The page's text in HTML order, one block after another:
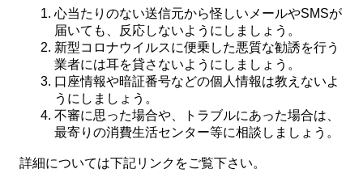
心当たりのない送信元から怪しいメールやSMSが
届いても、反応しないようにしましょう。
新型コロナウイルスに便乗した悪質な勧誘を行う
業者には耳を貸さないようにしましょう。
口座情報や暗証番号などの個人情報は教えないよ
うにしましょう。
不審に思った場合や、トラブルにあった場合は、
最寄りの消費生活センター等に相談しましょう。
詳細については下記リンクをご覧下さい。